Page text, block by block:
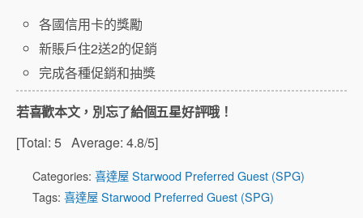
各國信用卡的獎勵
新賬戶住2送2的促銷
完成各種促銷和抽獎
若喜歡本文，別忘了給個五星好評哦！
[Total: 5 Average: 4.8/5]
Categories: 喜達屋 Starwood Preferred Guest (SPG)
Tags: 喜達屋 Starwood Preferred Guest (SPG)